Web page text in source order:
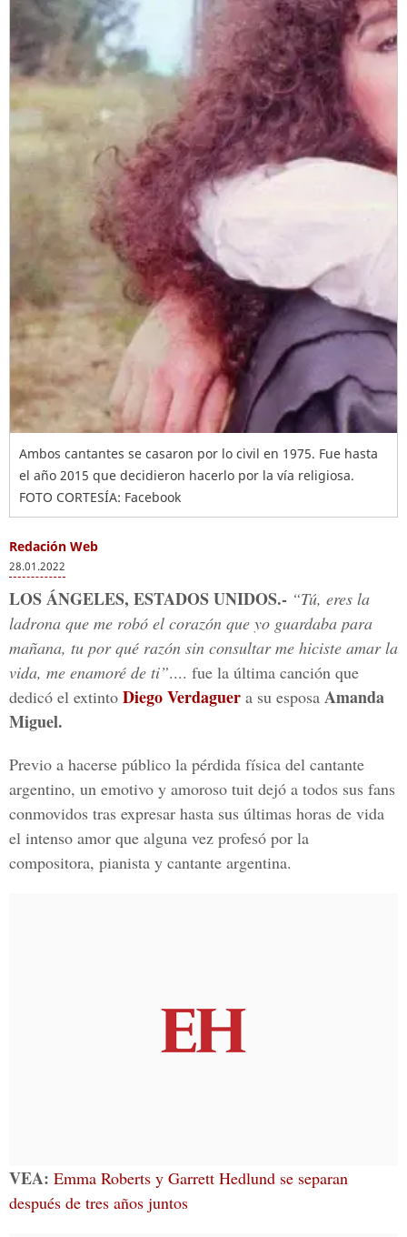
Ambos cantantes se casaron por lo civil en 1975. Fue hasta
el año 2015 que decidieron hacerlo por la vía religiosa.
FOTO CORTESÍA: Facebook
Redación Web
28.01.2022
LOS ÁNGELES, ESTADOS UNIDOS.- “Tú, eres la
ladrona que me robó el corazón que yo guardaba para
mañana, tu por qué razón sin consultar me hiciste amar la
vida, me enamoré de ti”.... fue la última canción que
dedicó el extinto Diego Verdaguer a su esposa Amanda
Miguel.
Previo a hacerse público la pérdida física del cantante
argentino, un emotivo y amoroso tuit dejó a todos sus fans
conmovidos tras expresar hasta sus últimas horas de vida
el intenso amor que alguna vez profesó por la
compositora, pianista y cantante argentina.
VEA: Emma Roberts y Garrett Hedlund se separan
después de tres años juntos